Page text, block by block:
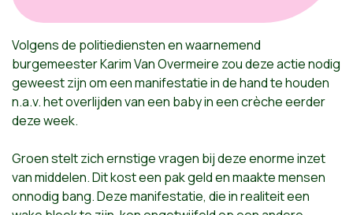
Volgens de politiediensten en waarnemend
burgemeester Karim Van Overmeire zou deze actie nodig
geweest zijn om een manifestatie in de hand te houden
n.a.v. het overlijden van een baby in een crèche eerder
deze week.
Groen stelt zich ernstige vragen bij deze enorme inzet
van middelen. Dit kost een pak geld en maakte mensen
onnodig bang. Deze manifestatie, die in realiteit een